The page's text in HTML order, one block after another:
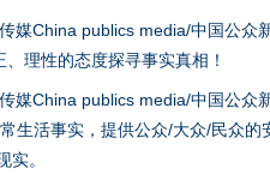
媒China publics media/中国公
理性的态度探寻事实真相！
媒China publics media/中国公
生活事实，提供公众/大众/民众
实。